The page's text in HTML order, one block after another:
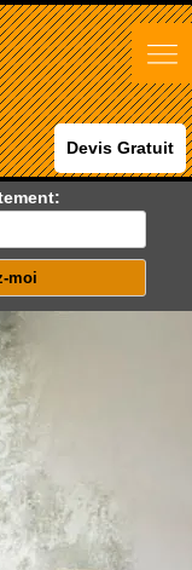
Devis Gratuit